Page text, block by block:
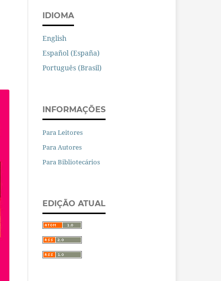
IDIOMA
English
Español (España)
Português (Brasil)
INFORMAÇÕES
Para Leitores
Para Autores
Para Bibliotecários
EDIÇÃO ATUAL